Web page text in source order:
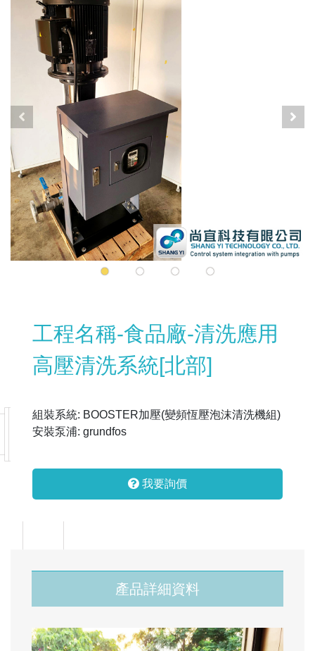
工程名稱-食品廠-清洗應用
高壓清洗系統[北部]
組裝系統: BOOSTER加壓(變頻恆壓泡沫清洗機組)
安裝泵浦: grundfos
我要詢價
產品詳細資料